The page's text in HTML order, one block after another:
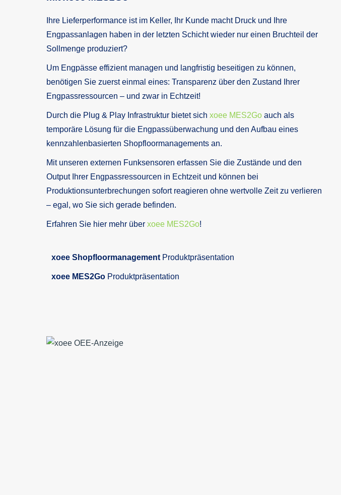
Ihre Lieferperformance ist im Keller, Ihr Kunde macht Druck und Ihre
Engpassanlagen haben in der letzten Schicht wieder nur einen Bruchteil der
Sollmenge produziert?
Um Engpässe effizient managen und langfristig beseitigen zu können,
benötigen Sie zuerst einmal eines: Transparenz über den Zustand Ihrer
Engpassressourcen – und zwar in Echtzeit!
Durch die Plug & Play Infrastruktur bietet sich xoee MES2Go auch als
temporäre Lösung für die Engpassüberwachung und den Aufbau eines
kennzahlenbasierten Shopfloormanagements an.
Mit unseren externen Funksensoren erfassen Sie die Zustände und den
Output Ihrer Engpassressourcen in Echtzeit und können bei
Produktionsunterbrechungen sofort reagieren ohne wertvolle Zeit zu verlieren
– egal, wo Sie sich gerade befinden.
Erfahren Sie hier mehr über xoee MES2Go!
xoee Shopfloormanagement Produktpräsentation
xoee MES2Go Produktpräsentation